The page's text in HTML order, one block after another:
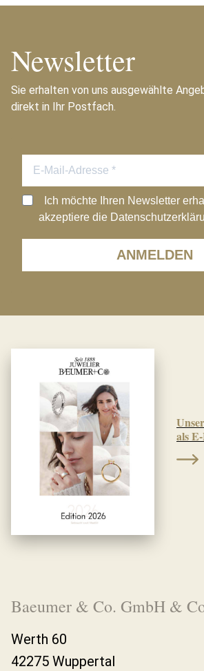
Newsletter
Sie erhalten von uns ausgewählte
direkt in Ihr Postfach.
ANMELDEN
Ich möchte Ihren Newsletter
akzeptiere die
als
Baeumer & Co. GmbH &
Werth 60
42275 Wuppertal